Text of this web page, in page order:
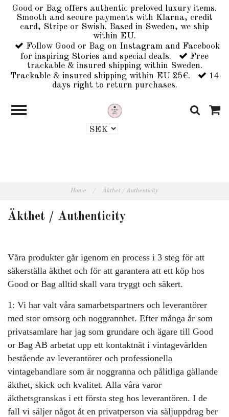
Good or Bag offers authentic preloved luxury items.
Smooth and secure payments with Klarna, credit
card, Stripe or Swish. Based in Sweden, we ship
within EU.
Follow Good or Bag on Instagram and Facebook
for inspiring Stories and special deals.
Free
trackable & insured shipping within Sweden.
Trackable & insured shipping within EU 25€.
14
days right to return purchases.
Home / Äkthet / Authenticity
Äkthet / Authenticity
Våra produkter går igenom en process i 3 steg för att
säkerställa äkthet och för att garantera att ett köp hos
Good or Bag alltid skall vara tryggt och säkert.
1: Vi har valt våra samarbetspartners och leverantörer
med stor omsorg och noggrannhet. Efter många år som
privatsamlare har jag som grundare och ägare till Good
or Bag AB arbetat upp ett kontaktnät i vintagevärlden
bestående av leverantörer och professionella
vintagehandlare som är noggranna och pålitliga gällande
äkthet, skick och kvalitet. Alla våra varor
äkthetsgranskas i ett första steg hos leverantören. I de
fall vi säljer något åt en privatperson via säljuppdrag ber